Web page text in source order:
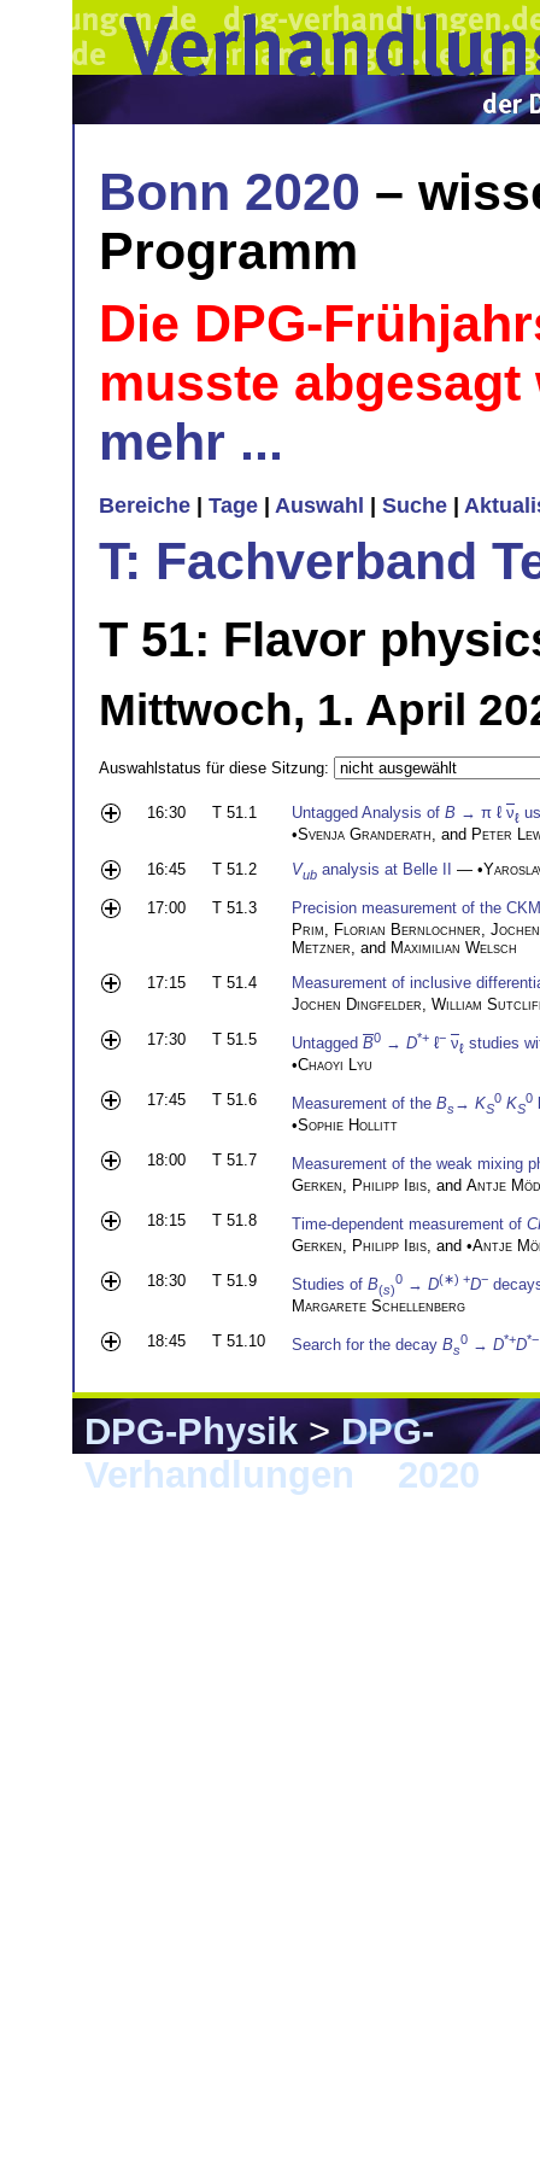
Bonn 2020 –
Programm
Die DPG-
musste
mehr ...
Bereiche | Tage | Auswahl | Suche |
T: Fachverband
T 51: Flavor
Mittwoch, 1. April
Auswahlstatus für diese Sitzung:
16:30 T 51.1 Untagged Analysis of B → π ℓ νℓ
•Svenja Granderath , and Peter
16:45
T 51.2 Vub analysis at Belle II — •
17:00 T 51.3
Precision measurement of the
Prim
Florian Bernlochner
Metzner , and Maximilian Welsch
17:15
T 51.4
Measurement of inclusive
Jochen Dingfelder William
17:30
T 51.5 Untagged B0 → D*+ ℓ− νℓ studies
•Chaoyi Lyu
17:45
T 51.6 Measurement of the Bs→ KS
0 KS
0
•Sophie Hollitt
18:00
T 51.7
Measurement of the weak mixing
Gerken
Philipp Ibis , and Antje
18:15
T 51.8 Time-dependent measurement of C
Gerken
Philipp Ibis , and •Antje
18:30
T 51.9 Studies of B(s)
0 → D(∗) +D−
Margarete Schellenberg
18:45
T 51.10 Search for the decay Bs
0 → D*+D*−
DPG-Physik>DPG-
Verhandlungen
2020